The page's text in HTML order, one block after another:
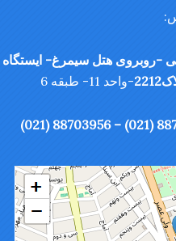
-روبروی هتل سیمرغ- ایستگاه
-واحد 11- طبقه 6